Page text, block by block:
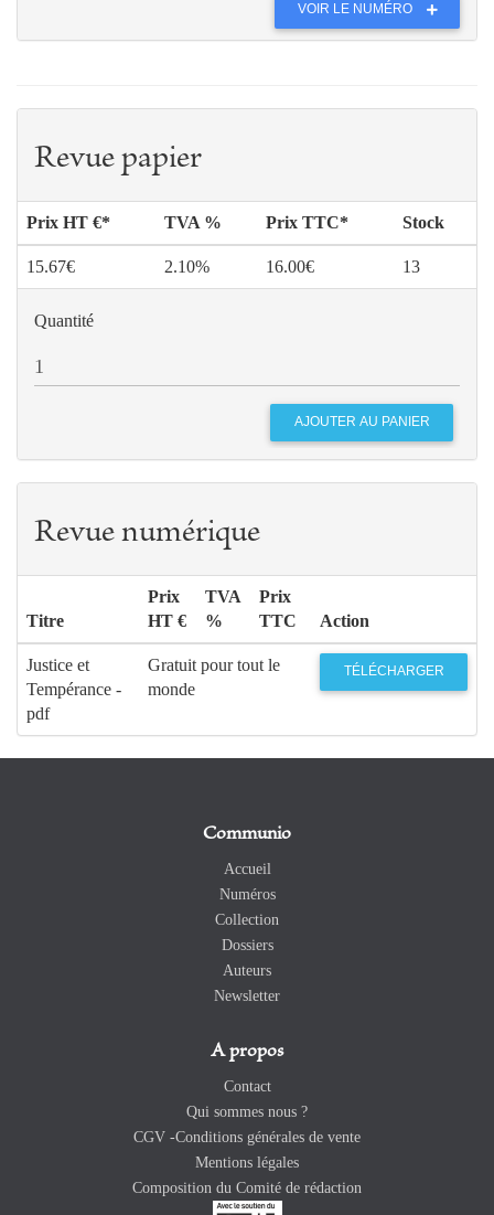
VOIR LE NUMÉRO
Revue papier
Prix HT €* TVA % Prix TTC* Stock
15.67€ 2.10% 16.00€ 13
Quantité
Revue numérique
Titre
Prix
HT €
TVA
%
Prix
TTC
Action
Justice et
Tempérance -
pdf
Gratuit pour tout le
monde
TÉLÉCHARGER
Communio
Accueil
Numéros
Collection
Dossiers
Auteurs
Newsletter
A propos
Contact
Qui sommes nous ?
CGV -Conditions générales de vente
Mentions légales
Composition du Comité de rédaction